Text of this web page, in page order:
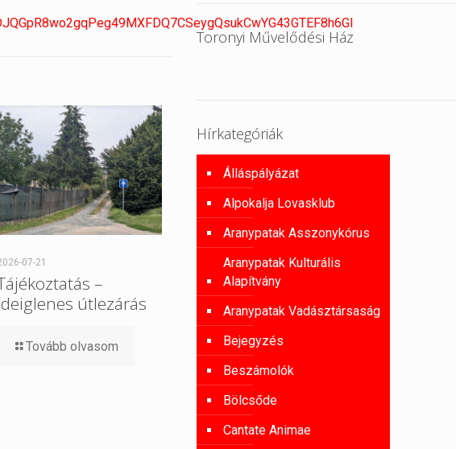
07-21
–
útlezárás
Tovább olvasom
Toronyi Művelődési Ház
Hírkategóriák
Álláspályázat
Alpokalja Lovasklub
Aranypatak Asszonykórus
Aranypatak Kulturális
Alapítvány
Aranypatak Vadásztársaság
Bejegyzés
Beszámolók
Bölcsőde
Cantate Animae